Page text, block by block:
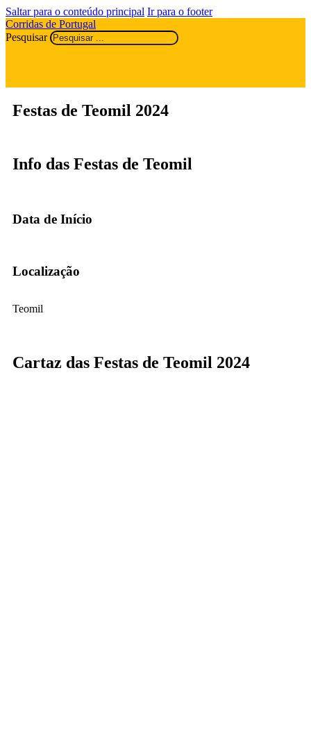
Saltar para o conteúdo principal Ir para o footer
Corridas de Portugal
Pesquisar
Festas de Teomil 2024
Info das Festas de Teomil
Data de Início
Localização
Teomil
Cartaz das Festas de Teomil 2024